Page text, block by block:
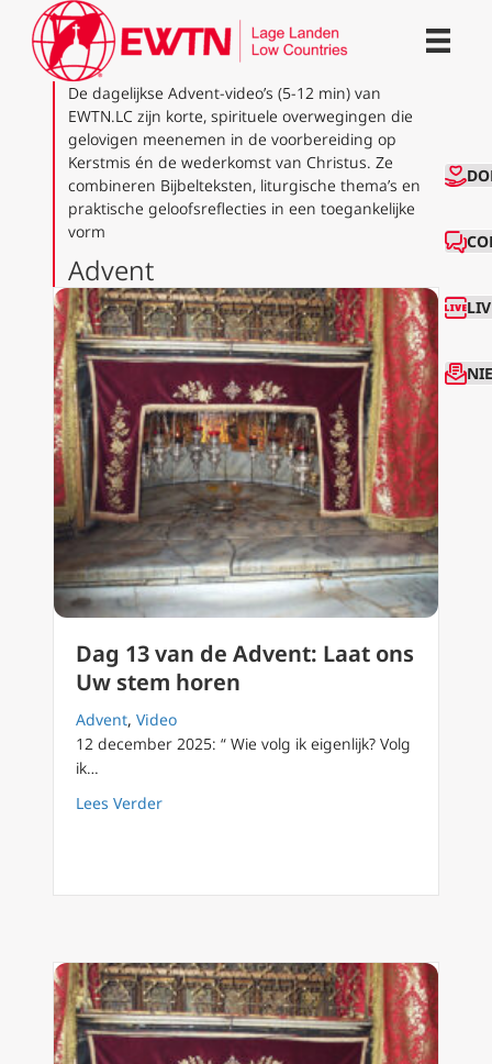
De dagelijkse Advent‑video’s (5-12 min) van
EWTN.LC zijn korte, spirituele overwegingen die
gelovigen meenemen in de voorbereiding op
Kerstmis én de wederkomst van Christus. Ze
combineren Bijbelteksten, liturgische thema’s en
praktische geloofsreflecties in een toegankelijke
vorm
Advent
Dag 13 van de Advent: Laat ons
Uw stem horen
Advent, Video
12 december 2025: “ Wie volg ik eigenlijk? Volg
ik…
Lees Verderabout Dag 13 van de Advent: Laat ons Uw